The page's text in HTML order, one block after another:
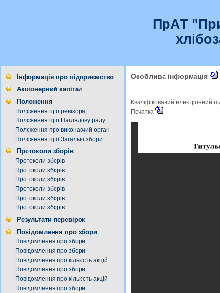
ПрАТ
Інформація про підприємство
Акціонерний капітал
Положення
Положення про ревізора
Положення про Наглядову раду
Положення про виконавчий орган
Положення про Загальні збори
Протоколи зборів
Протоколи зборів
Протоколи зборів
Протоколи зборів
Протоколи зборів
Протоколи зборів
Протоколи зборів
Результати перевірок
Повідомлення про збори
Повідомлення про збори
Повідомлення про збори
Повідомлення про кількість акцій
Повідомлення про збори
Повідомлення про кількість акцій
Повідомлення про збори
Особлива інформація
Кваліфікований електронний
Печатка